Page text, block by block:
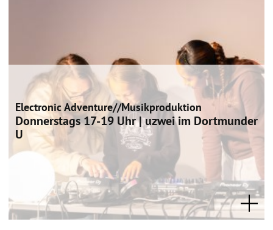
Electronic Adventure//Musikproduktion
Donnerstags 17-19 Uhr | uzwei im Dortmunder
U